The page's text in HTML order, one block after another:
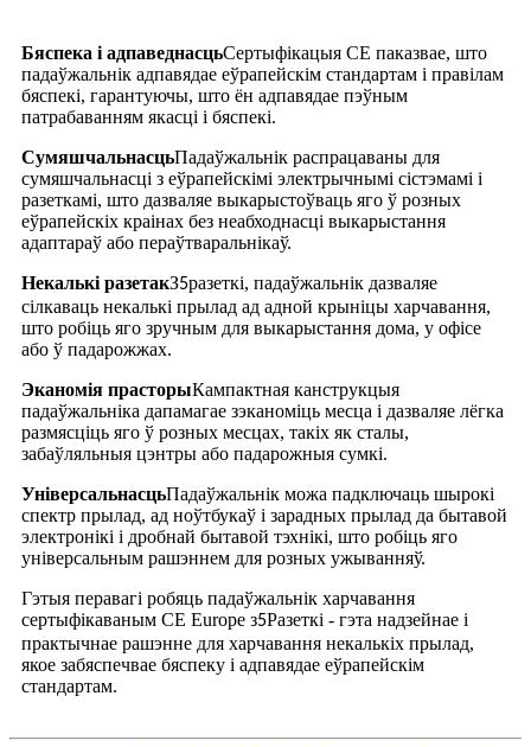
Бяспека і адпаведнасцьСертыфікацыя CE паказвае, што
падаўжальнік адпавядае еўрапейскім стандартам і правілам
бяспекі, гарантуючы, што ён адпавядае пэўным
патрабаванням якасці і бяспекі.
СумяшчальнасцьПадаўжальнік распрацаваны для
сумяшчальнасці з еўрапейскімі электрычнымі сістэмамі і
разеткамі, што дазваляе выкарыстоўваць яго ў розных
еўрапейскіх краінах без неабходнасці выкарыстання
адаптараў або пераўтваральнікаў.
Некалькі разетакЗ5разеткі, падаўжальнік дазваляе
сілкаваць некалькі прылад ад адной крыніцы харчавання,
што робіць яго зручным для выкарыстання дома, у офісе
або ў падарожжах.
Эканомія прасторыКампактная канструкцыя
падаўжальніка дапамагае зэканоміць месца і дазваляе лёгка
размясціць яго ў розных месцах, такіх як сталы,
забаўляльныя цэнтры або падарожныя сумкі.
УніверсальнасцьПадаўжальнік можа падключаць шырокі
спектр прылад, ад ноўтбукаў і зарадных прылад да бытавой
электронікі і дробнай бытавой тэхнікі, што робіць яго
універсальным рашэннем для розных ужыванняў.
Гэтыя перавагі робяць падаўжальнік харчавання
сертыфікаваным CE Europe з5Разеткі - гэта надзейнае і
практычнае рашэнне для харчавання некалькіх прылад,
якое забяспечвае бяспеку і адпавядае еўрапейскім
стандартам.